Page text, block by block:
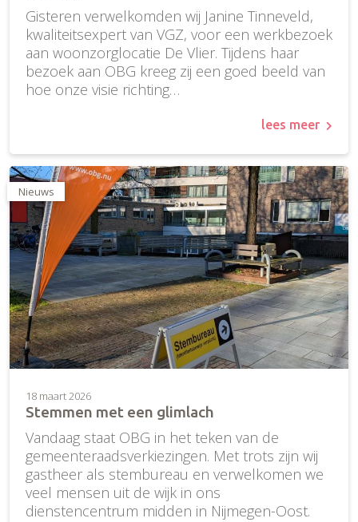
Gisteren verwelkomden wij Janine Tinneveld,
kwaliteitsexpert van VGZ, voor een werkbezoek
aan woonzorglocatie De Vlier. Tijdens haar
bezoek aan OBG kreeg zij een goed beeld van
hoe onze visie richting…
lees meer
Nieuws
18 maart 2026
Stemmen met een glimlach
Vandaag staat OBG in het teken van de
gemeenteraadsverkiezingen. Met trots zijn wij
gastheer als stembureau en verwelkomen we
veel mensen uit de wijk in ons
dienstencentrum midden in Nijmegen-Oost.